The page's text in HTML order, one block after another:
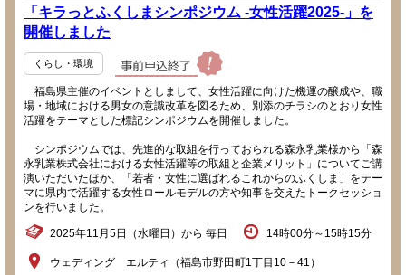
「キラっとふくしまシンポジウム -女性活躍2025-」を
開催しました
くらし・環境
福島県主催のイベントとしまして、女性活躍に向けた機運の醸成や、職
場・地域における男女の意識改革を図るため、別添のチラシのとおり女性
活躍をテーマとした標記シンポジウムを開催しました。
シンポジウムでは、先進的な取組を行っておられる森永乳業様から「森
永乳業株式会社における女性活躍等の取組と企業メリット」についてご講
演いただいたほか、「若者・女性に選ばれるこれからのふくしま」をテー
マに県内で活躍する女性ロールモデルの方や知事を交えたトークセッショ
ンを行いました。
2025年11月5日（水曜日）から 毎日 14時00分～15時15分
ウェディング エルティ（福島市野田町1丁目10－41）